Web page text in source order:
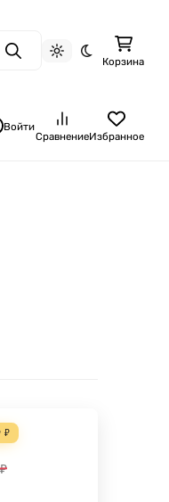
ПоискСветлая тема
Темная тема
Корзина
Войти
СравнениеИзбранное
₽
₽